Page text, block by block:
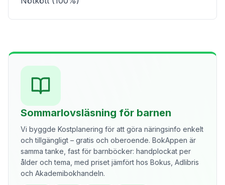
Sommarlovsläsning för barnen
Vi byggde Kostplanering för att göra näringsinfo enkelt
och tillgängligt – gratis och oberoende. BokAppen är
samma tanke, fast för barnböcker: handplockat per
ålder och tema, med priset jämfört hos Bokus, Adlibris
och Akademibokhandeln.